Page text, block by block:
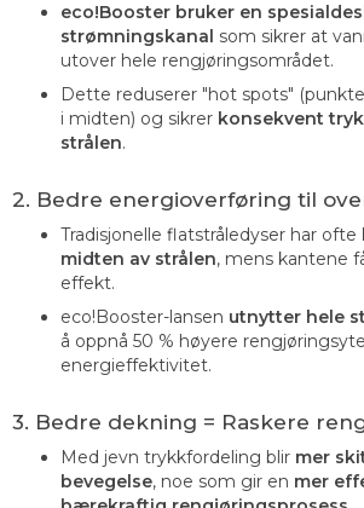
eco!Booster bruker en
strømningskanal som sikrer at
utover hele rengjøringsområdet.
Dette reduserer "hot spots"
i midten) og sikrer konsekvent
strålen.
2. Bedre energioverføring til
Tradisjonelle flatstråledyser har ofte
midten av strålen, mens kantene
effekt.
eco!Booster-lansen utnytter hele
å oppnå 50 % høyere
energieffektivitet.
3. Bedre dekning = Raskere
Med jevn trykkfordeling blir mer
bevegelse, noe som gir en mer